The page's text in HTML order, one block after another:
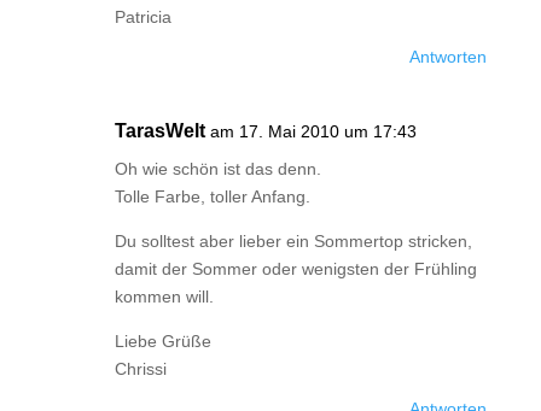
Patricia
Antworten
TarasWelt am 17. Mai 2010 um 17:43
Oh wie schön ist das denn.
Tolle Farbe, toller Anfang.
Du solltest aber lieber ein Sommertop stricken,
damit der Sommer oder wenigsten der Frühling
kommen will.
Liebe Grüße
Chrissi